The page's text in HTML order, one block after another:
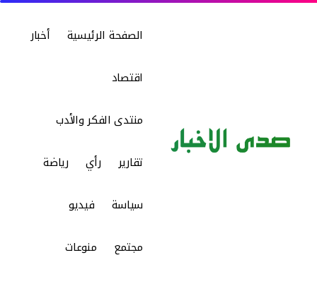
الصفحة الرئيسية أخبار
اقتصاد
منتدى الفكر والأدب
تقارير رأي رياضة
سياسة فيديو
مجتمع منوعات